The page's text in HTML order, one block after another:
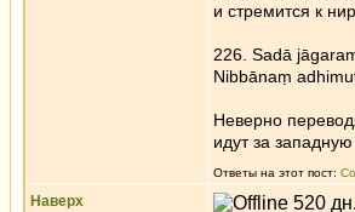
и стремится к
226. Sadā
Nibbānaṃ
Неверно
идут за
Ответы на этот пост:
Наверх